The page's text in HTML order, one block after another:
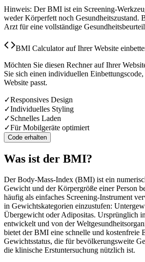
Hinweis: Der BMI ist ein Screening-
weder Körperfett noch Gesundheitszustand.
Arzt für eine vollständige
BMI Calculator auf Ihrer Website
Möchten Sie diesen Rechner auf Ihrer
Sie sich einen individuellen
Website passt.
✓Responsives Design
✓Individuelles Styling
✓Schnelles Laden
✓Für Mobilgeräte optimiert
Code erhalten
Was ist der BMI?
Der Body-Mass-Index (BMI) ist ein
Gewicht und der Körpergröße einer Person
häufig als einfaches Screening-Instrument
in Gewichtskategorien einzustufen:
Übergewicht oder Adipositas. Ursprünglich
entwickelt und von der
bietet der BMI eine schnelle und kostenfreie
Gewichtsstatus, die für bevölkerungsweite
die klinische Erstuntersuchung nützlich ist.